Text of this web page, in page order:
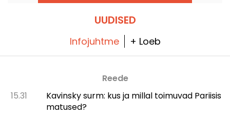
UUDISED
Infojuhtme + Loeb
Reede
15.31
Kavinsky surm: kus ja millal toimuvad Pariisis
matused?